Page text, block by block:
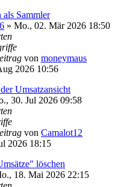
Sammler
» Mo., 02. Mär 2026 18:50
von moneymaus
2026 10:56
Umsatzansicht
30. Jul 2026 09:58
von Camalot12
2026 18:15
löschen
18. Mai 2026 22:15